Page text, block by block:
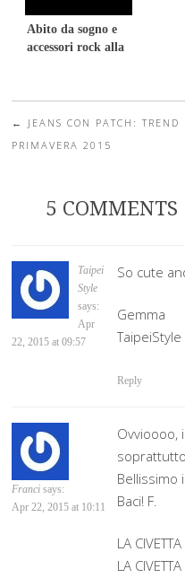
Abito da sogno e
accessori rock alla
Post
←
JEANS CON PATCH: TREND
PRIMAVERA 2015
5 COMMENTS
Taipei
Style
says:
Apr
22, 2015 at 09:57
So cute
Gemma
TaipeiStyle
Reply
Franci says:
Apr 22, 2015 at 10:11
Ovvioooo,
Bellissimo
Baci! F.
‪LA
LA